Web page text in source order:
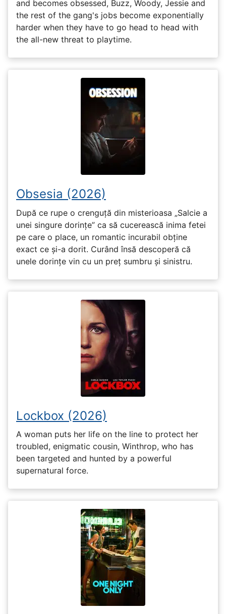
and becomes obsessed, Buzz, Woody, Jessie and
the rest of the gang's jobs become exponentially
harder when they have to go head to head with
the all-new threat to playtime.
Obsesia (2026)
După ce rupe o crenguță din misterioasa „Salcie a
unei singure dorințe” ca să cucerească inima fetei
pe care o place, un romantic incurabil obține
exact ce și-a dorit. Curând însă descoperă că
unele dorințe vin cu un preț sumbru și sinistru.
Lockbox (2026)
A woman puts her life on the line to protect her
troubled, enigmatic cousin, Winthrop, who has
been targeted and hunted by a powerful
supernatural force.